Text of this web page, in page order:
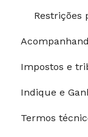
Restrições
Meus
Meu
Impostos e
Indique e
Termos